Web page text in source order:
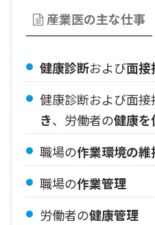
産業医の主な仕事
健康診断および面接
健康診断および面接
き、労働者の健康を
職場の作業環境の維
職場の作業管理
労働者の健康管理